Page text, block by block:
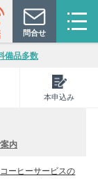
問合せ
備品多数
本申込み
内
コーヒーサービスの